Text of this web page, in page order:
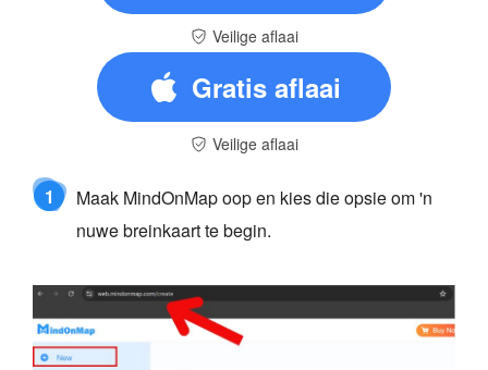
Veilige aflaai
Gratis aflaai
Veilige aflaai
1
Maak MindOnMap oop en kies die opsie om 'n
nuwe breinkaart te begin.